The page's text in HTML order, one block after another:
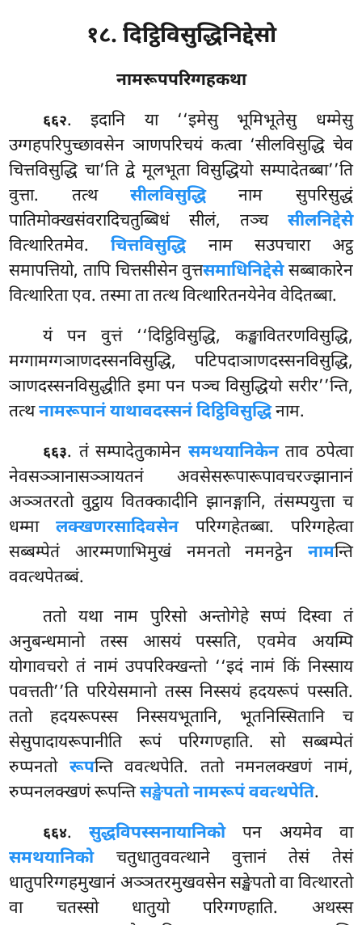
१८. दिट्ठिविसुद्धिनिद्देसो
नामरूपपरिग्गहकथा
६६२. इदानि या ‘‘इमेसु भूमिभूतेसु धम्मेसु
उग्गहपरिपुच्छावसेन ञाणपरिचयं कत्वा ‘सीलविसुद्धि चेव
चित्तविसुद्धि चा’ति द्वे मूलभूता विसुद्धियो सम्पादेतब्बा’’ति
वुत्ता. तत्थ सीलविसुद्धिनाम सुपरिसुद्धं
पातिमोक्खसंवरादिचतुब्बिधं सीलं, तञ्च सीलनिद्देसे
वित्थारितमेव.चित्तविसुद्धिनाम सउपचारा अट्ठ
समापत्तियो, तापि चित्तसीसेन वुत्तसमाधिनिद्देसेसब्बाकारेन
वित्थारिता एव. तस्मा ता तत्थ वित्थारितनयेनेव वेदितब्बा.
यं पन वुत्तं ‘‘दिट्ठिविसुद्धि, कङ्खावितरणविसुद्धि,
मग्गामग्गञाणदस्सनविसुद्धि, पटिपदाञाणदस्सनविसुद्धि,
ञाणदस्सनविसुद्धीति इमा पन पञ्च विसुद्धियो सरीर’’न्ति,
तत्थनामरूपानं याथावदस्सनं दिट्ठिविसुद्धिनाम.
६६३. तं सम्पादेतुकामेन समथयानिकेनताव ठपेत्वा
नेवसञ्ञानासञ्ञायतनं अवसेसरूपारूपावचरज्झानानं
अञ्ञतरतो वुट्ठाय वितक्कादीनि झानङ्गानि, तंसम्पयुत्ता च
धम्मालक्खणरसादिवसेनपरिग्गहेतब्बा. परिग्गहेत्वा
सब्बम्पेतं आरम्मणाभिमुखं नमनतो नमनट्ठेन नामन्ति
ववत्थपेतब्बं.
ततो यथा नाम पुरिसो अन्तोगेहे सप्पं दिस्वा तं
अनुबन्धमानो तस्स आसयं पस्सति, एवमेव अयम्पि
योगावचरो तं नामं उपपरिक्खन्तो ‘‘इदं नामं किं निस्साय
पवत्तती’’ति परियेसमानो तस्स निस्सयं हदयरूपं पस्सति.
ततो हदयरूपस्स निस्सयभूतानि, भूतनिस्सितानि च
सेसुपादायरूपानीति रूपं परिग्गण्हाति. सो सब्बम्पेतं
रुप्पनतो रूपन्ति ववत्थपेति. ततो नमनलक्खणं नामं,
रुप्पनलक्खणं रूपन्तिसङ्खेपतो नामरूपं ववत्थपेति.
६६४.सुद्धविपस्सनायानिकोपन अयमेव वा
समथयानिकोचतुधातुववत्थाने वुत्तानं तेसं तेसं
धातुपरिग्गहमुखानं अञ्ञतरमुखवसेन सङ्खेपतो वा वित्थारतो
वा चतस्सो धातुयो परिग्गण्हाति. अथस्स